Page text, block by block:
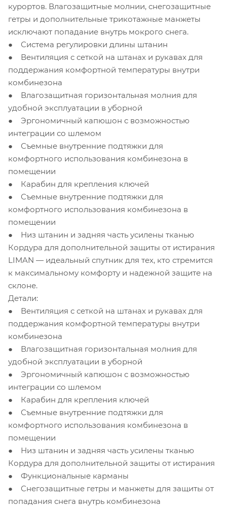
курортов. Влагозащитные молнии, снегозащитные
гетры и дополнительные трикотажные манжеты
исключают попадание внутрь мокрого снега.
● Система регулировки длины штанин
● Вентиляция с сеткой на штанах и рукавах для
поддержания комфортной температуры внутри
комбинезона
● Влагозащитная горизонтальная молния для
удобной эксплуатации в уборной
● Эргономичный капюшон с возможностью
интеграции со шлемом
● Съемные внутренние подтяжки для
комфортного использования комбинезона в
помещении
● Карабин для крепления ключей
● Съемные внутренние подтяжки для
комфортного использования комбинезона в
помещении
● Низ штанин и задняя часть усилены тканью
Кордура для дополнительной защиты от истирания
LIMAN — идеальный спутник для тех, кто стремится
к максимальному комфорту и надежной защите на
склоне.
Детали:
● Вентиляция с сеткой на штанах и рукавах для
поддержания комфортной температуры внутри
комбинезона
● Влагозащитная горизонтальная молния для
удобной эксплуатации в уборной
● Эргономичный капюшон с возможностью
интеграции со шлемом
● Карабин для крепления ключей
● Съемные внутренние подтяжки для
комфортного использования комбинезона в
помещении
● Низ штанин и задняя часть усилены тканью
Кордура для дополнительной защиты от истирания
● Функциональные карманы
● Снегозащитные гетры и манжеты для защиты от
попадания снега внутрь комбинезона